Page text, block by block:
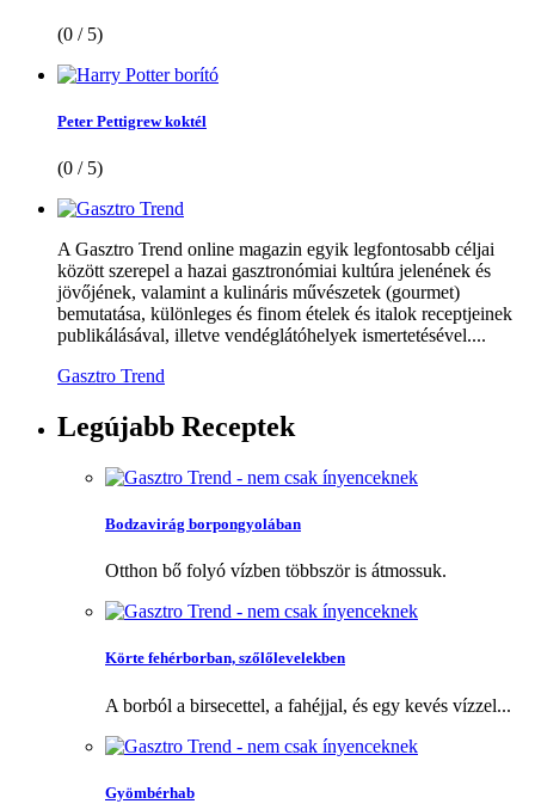
(0 / 5)
Peter Pettigrew koktél
(0 / 5)
A Gasztro Trend online magazin egyik legfontosabb céljai
között szerepel a hazai gasztronómiai kultúra jelenének és
jövőjének, valamint a kulináris művészetek (gourmet)
bemutatása, különleges és finom ételek és italok receptjeinek
publikálásával, illetve vendéglátóhelyek ismertetésével....
Gasztro Trend
Legújabb Receptek
Bodzavirág borpongyolában
Otthon bő folyó vízben többször is átmossuk.
Körte fehérborban, szőlőlevelekben
A borból a birsecettel, a fahéjjal, és egy kevés vízzel...
Gyömbérhab